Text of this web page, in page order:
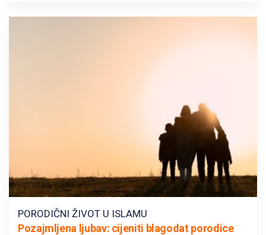
PORODIČNI ŽIVOT U ISLAMU
Pozajmljena ljubav: cijeniti blagodat porodice